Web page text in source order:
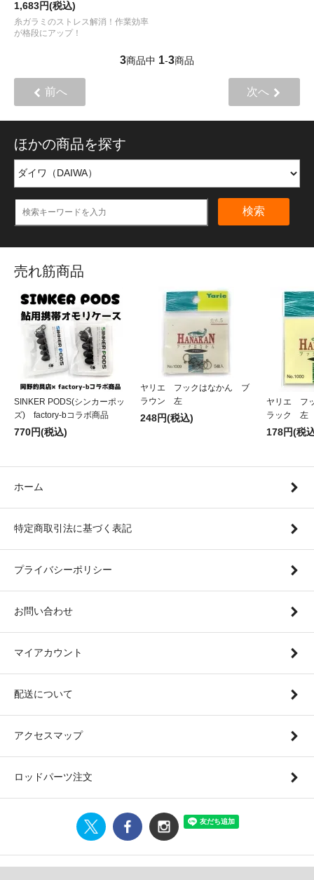
1,683円(税込)
糸ガラミのストレス解消！作業効率
が格段にアップ！
3商品中 1-3商品
前へ 次へ
ほかの商品を探す
検索
売れ筋商品
SINKER PODS(シンカーポッ
ズ) factory-bコラボ商品
770円(税込)
ヤリエ フックはなかん ブ
ラウン 左
248円(税込)
ヤリエ フ
ラック 左
178円(税
ホーム
特定商取引法に基づく表記
プライバシーポリシー
お問い合わせ
マイアカウント
配送について
アクセスマップ
ロッドパーツ注文